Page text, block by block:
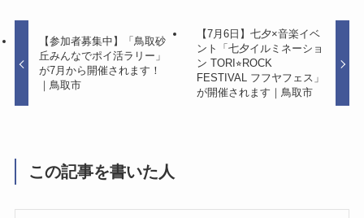
【参加者募集中】「鳥取砂
丘みんなでポイ活ラリー」
が7月から開催されます！
｜鳥取市
【7月6日】七夕×音楽イベ
ント「七夕イルミネーショ
ン TORI⭐︎ROCK
FESTIVAL フフヤフェス」
が開催されます｜鳥取市
この記事を書いた人